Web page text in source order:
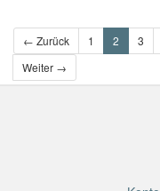
← Zurück 1 2 3
Weiter →